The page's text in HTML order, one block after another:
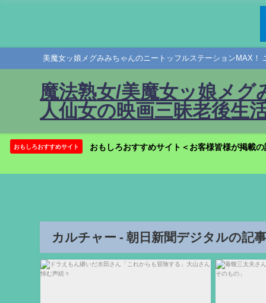
美魔女ッ娘メグみみちゃんのニートッフルステーションMAX
魔法熟女/美魔女ッ娘メ
人仙女の映画三昧老後生
おもしろおすすめサイト おもしろおすすめサイト＜お客様皆様が掲載
カルチャー - 朝日新聞デジタルの記